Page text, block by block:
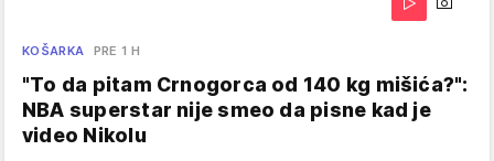
KOŠARKA PRE 1 H
"To da pitam Crnogorca od 140 kg mišića?":
NBA superstar nije smeo da pisne kad je
video Nikolu